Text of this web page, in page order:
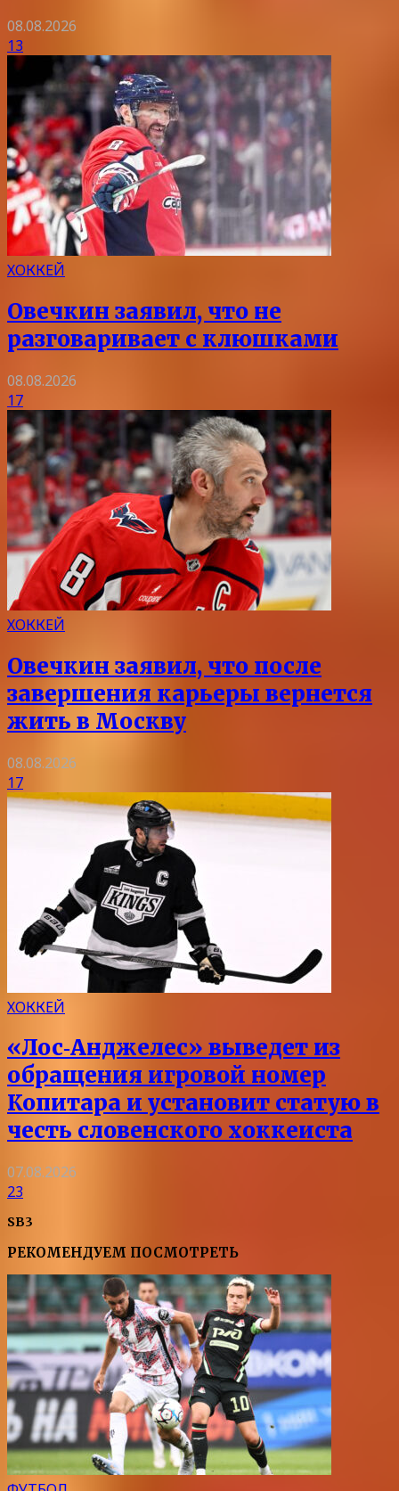
08.08.2026
13
ХОККЕЙ
Овечкин заявил, что не
разговаривает с клюшками
08.08.2026
17
ХОККЕЙ
Овечкин заявил, что после
завершения карьеры вернется
жить в Москву
08.08.2026
17
ХОККЕЙ
«Лос‑Анджелес» выведет из
обращения игровой номер
Копитара и установит статую в
честь словенского хоккеиста
07.08.2026
23
SB3
РЕКОМЕНДУЕМ ПОСМОТРЕТЬ